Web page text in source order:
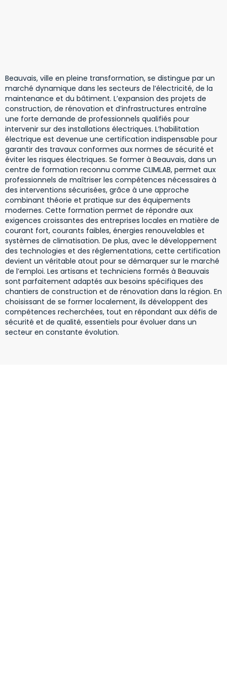
Beauvais, ville en pleine transformation, se distingue par un
marché dynamique dans les secteurs de l’électricité, de la
maintenance et du bâtiment. L’expansion des projets de
construction, de rénovation et d’infrastructures entraîne
une forte demande de professionnels qualifiés pour
intervenir sur des installations électriques. L’habilitation
électrique est devenue une certification indispensable pour
garantir des travaux conformes aux normes de sécurité et
éviter les risques électriques. Se former à Beauvais, dans un
centre de formation reconnu comme CLIMLAB, permet aux
professionnels de maîtriser les compétences nécessaires à
des interventions sécurisées, grâce à une approche
combinant théorie et pratique sur des équipements
modernes. Cette formation permet de répondre aux
exigences croissantes des entreprises locales en matière de
courant fort, courants faibles, énergies renouvelables et
systèmes de climatisation. De plus, avec le développement
des technologies et des réglementations, cette certification
devient un véritable atout pour se démarquer sur le marché
de l’emploi. Les artisans et techniciens formés à Beauvais
sont parfaitement adaptés aux besoins spécifiques des
chantiers de construction et de rénovation dans la région. En
choisissant de se former localement, ils développent des
compétences recherchées, tout en répondant aux défis de
sécurité et de qualité, essentiels pour évoluer dans un
secteur en constante évolution.